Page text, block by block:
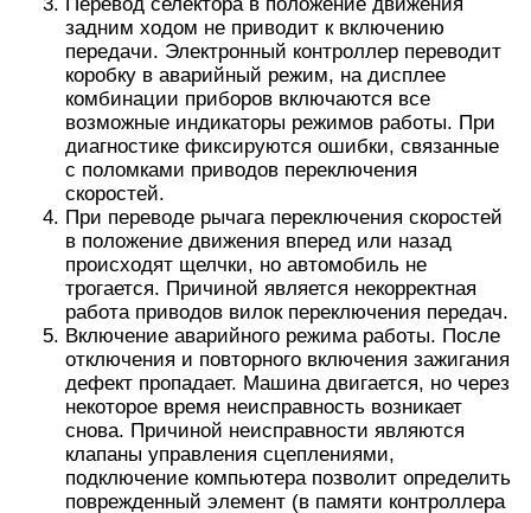
задним ходом не приводит к включению
передачи. Электронный контроллер переводит
коробку в аварийный режим, на дисплее
комбинации приборов включаются все
возможные индикаторы режимов работы. При
диагностике фиксируются ошибки, связанные
с поломками приводов переключения
скоростей.
При переводе рычага переключения скоростей
в положение движения вперед или назад
происходят щелчки, но автомобиль не
трогается. Причиной является некорректная
работа приводов вилок переключения передач.
Включение аварийного режима работы. После
отключения и повторного включения зажигания
дефект пропадает. Машина двигается, но через
некоторое время неисправность возникает
снова. Причиной неисправности являются
клапаны управления сцеплениями,
подключение компьютера позволит определить
поврежденный элемент (в памяти контроллера